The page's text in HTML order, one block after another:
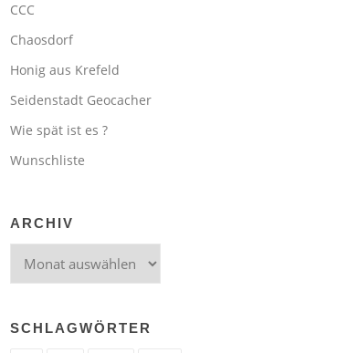
CCC
Chaosdorf
Honig aus Krefeld
Seidenstadt Geocacher
Wie spät ist es ?
Wunschliste
ARCHIV
Archiv
SCHLAGWÖRTER